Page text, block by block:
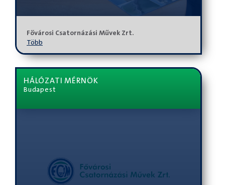
Fővárosi Csatornázási Művek Zrt.
Több
HÁLÓZATI MÉRNÖK
Budapest